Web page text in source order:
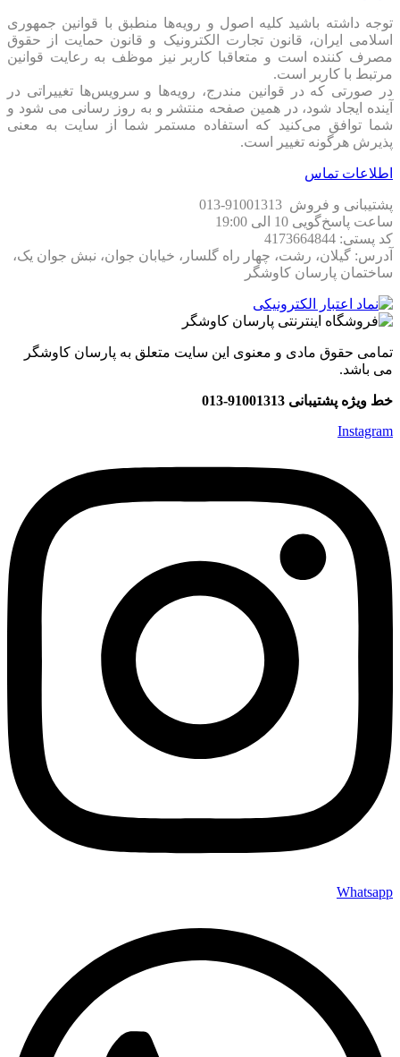
توجه داشته باشید کلیه اصول و رویه‏‌ها منطبق با قوانین جمهوری
اسلامی ایران، قانون تجارت الکترونیک و قانون حمایت از حقوق
مصرف کننده است و متعاقبا کاربر نیز موظف به رعایت قوانین
مرتبط با کاربر است.
در صورتی که در قوانین مندرج، رویه‏‌ها و سرویس‏‌ها تغییراتی در
آینده ایجاد شود، در همین صفحه منتشر و به روز رسانی می شود و
شما توافق می‏‌کنید که استفاده مستمر شما از سایت به معنی
پذیرش هرگونه تغییر است.
اطلاعات تماس
پشتیبانی و فروش 91001313-013
ساعت پاسخ‌گویی 10 الی 19:00
کد پستی: 4173664844
آدرس: گیلان، رشت، چهار راه گلسار، خیابان جوان، نبش جوان یک،
ساختمان پارسان کاوشگر
تمامی حقوق مادی و معنوی این سایت متعلق به پارسان کاوشگر
می باشد.
خط ویژه پشتیبانی 91001313-013
Instagram
Whatsapp